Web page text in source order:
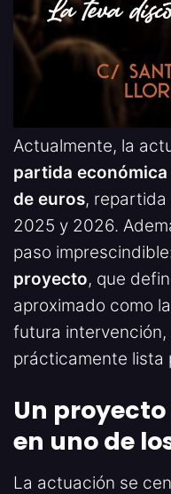
Actualmente, la
partida económica
de euros,
2025 y 2026.
paso
proyecto, que
aproximado como
futura intervención,
prácticamente lista
Un
en uno de
La actuación se